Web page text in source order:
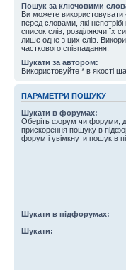
Пошук за ключовими
Ви можете використовувати
перед словами, які
список слів, розділяючи їх
лише одне з цих слів.
часткового співпадання.
Шукати за автором:
Використовуйте * в якості
ПАРАМЕТРИ ПОШУКУ
Шукати в форумах:
Оберіть форум чи форуми,
прискорення пошуку в
форум і увімкнути пошук в
Шукати в підфорумах:
Шукати: